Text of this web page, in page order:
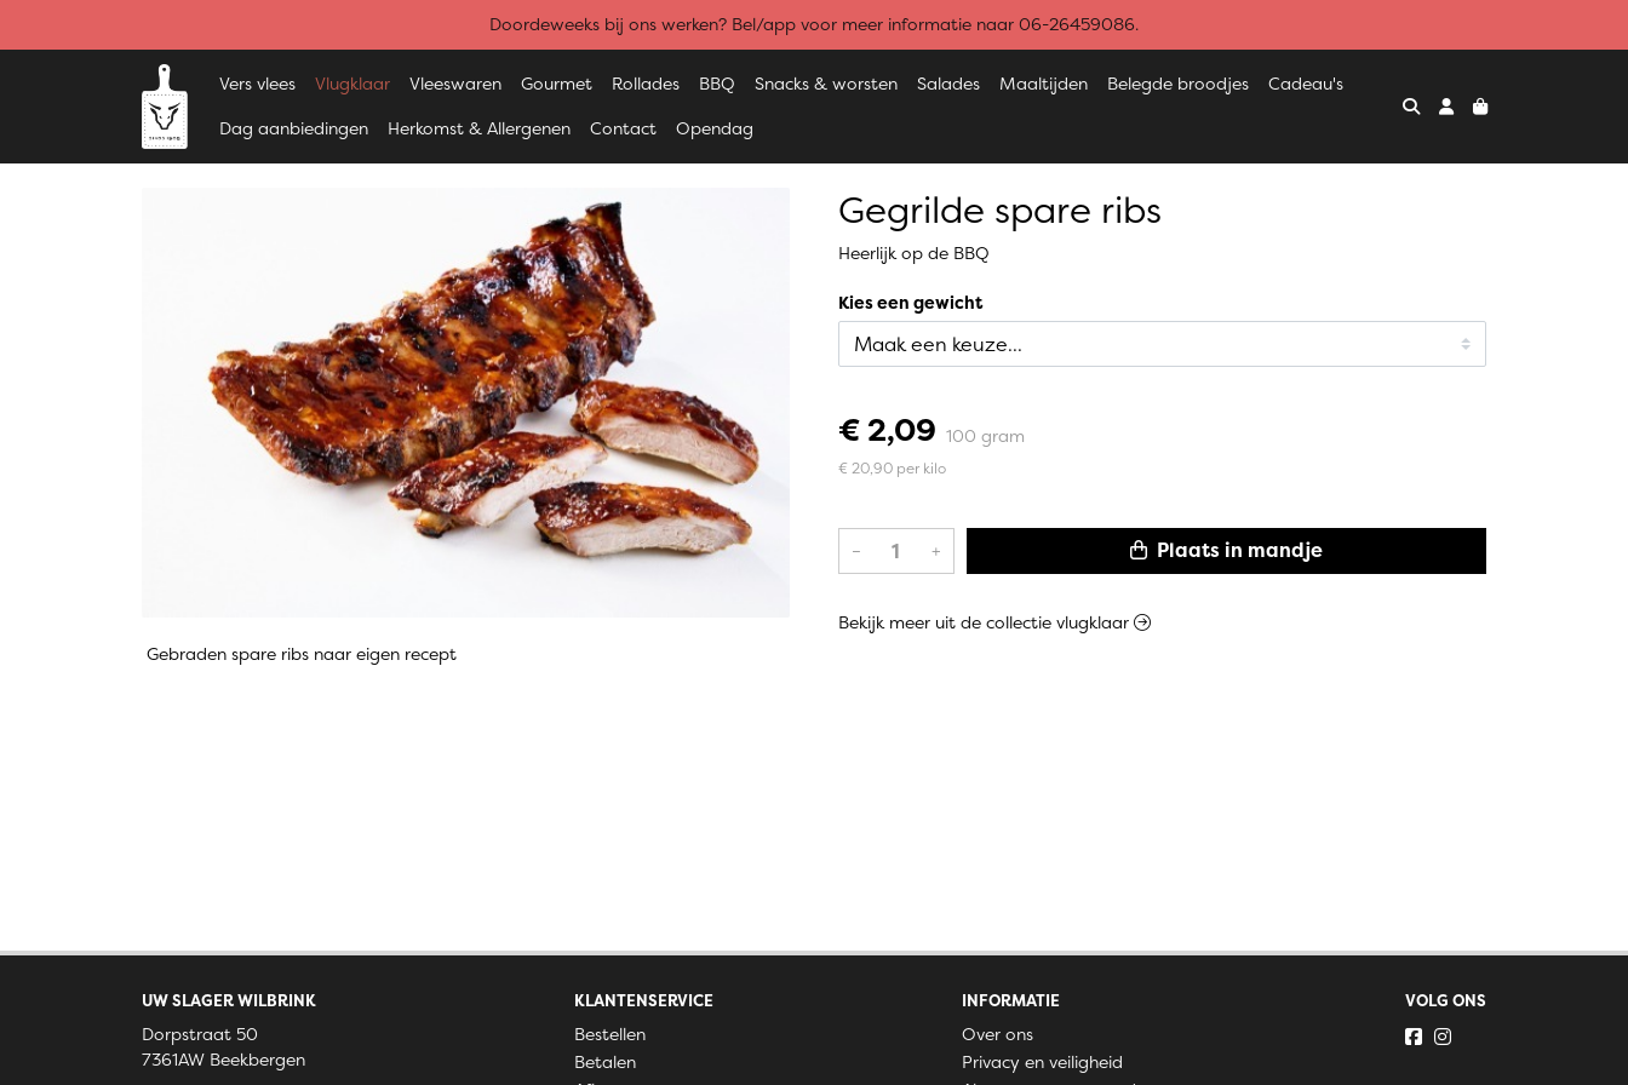
Doordeweeks bij ons werken? Bel/app voor meer informatie naar 06-26459086.
Vers vlees Vlugklaar Vleeswaren Gourmet Rollades BBQ Snacks & worsten Salades Maaltijden Belegde broodjes Cadeau's
Dag aanbiedingen Herkomst & Allergenen Contact Opendag
Gebraden spare ribs naar eigen recept
Gegrilde spare ribs
Heerlijk op de BBQ
Kies een gewicht
€ 2,09 100 gram
€ 20,90 per kilo
– + Plaats in mandje
Bekijk meer uit de collectie vlugklaar
UW SLAGER WILBRINK
Dorpstraat 50
7361AW Beekbergen
KLANTENSERVICE
Bestellen
Betalen
INFORMATIE
Over ons
Privacy en veiligheid
VOLG ONS